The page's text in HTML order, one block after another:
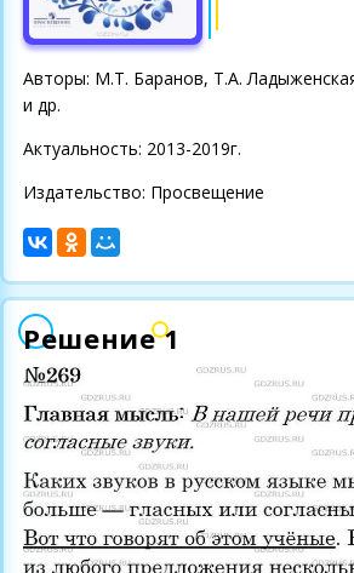
Авторы: М.Т. Баранов, Т.А.
и др.
Актуальность: 2013-2019г.
Издательство: Просвещение
Решение 1